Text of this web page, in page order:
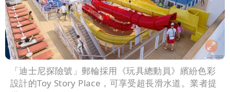
「迪士尼探險號」郵輪採用《玩具總動員》繽紛色彩
設計的Toy Story Place，可享受超長滑水道。業者提